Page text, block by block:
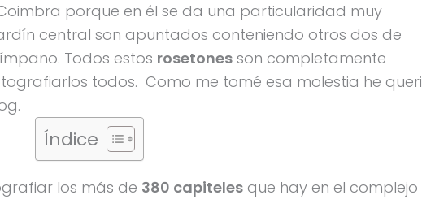
porque en él se da una particularidad muy
central son apuntados conteniendo otros dos de
Todos estos rosetones son completamente
todos. Como me tomé esa molestia he
Índice
los más de 380 capiteles que hay en el complejo